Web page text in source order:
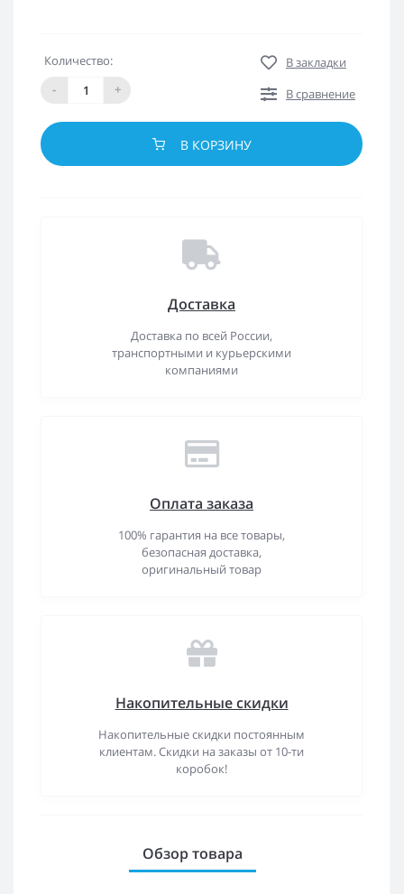
Количество:
-
+
В закладки
В сравнение
В КОРЗИНУ
Доставка
Доставка по всей России,
транспортными и курьерскими
компаниями
Оплата заказа
100% гарантия на все товары,
безопасная доставка,
оригинальный товар
Накопительные скидки
Накопительные скидки постоянным
клиентам. Скидки на заказы от 10-ти
коробок!
Обзор товара